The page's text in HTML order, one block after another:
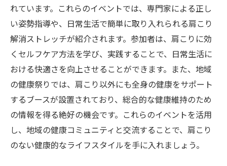
れています。これらのイベントでは、専門家による正し
い姿勢指導や、日常生活で簡単に取り入れられる肩こり
解消ストレッチが紹介されます。参加者は、肩こりに効
くセルフケア方法を学び、実践することで、日常生活に
おける快適さを向上させることができます。また、地域
の健康祭りでは、肩こり以外にも全身の健康をサポート
するブースが設置されており、総合的な健康維持のため
の情報を得る絶好の機会です。これらのイベントを活用
し、地域の健康コミュニティと交流することで、肩こり
のない健康的なライフスタイルを手に入れましょう。